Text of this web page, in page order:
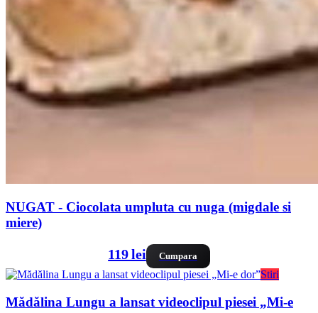
NUGAT - Ciocolata umpluta cu nuga (migdale si
miere)
119 lei Cumpara
Stiri
Mădălina Lungu a lansat videoclipul piesei „Mi-e